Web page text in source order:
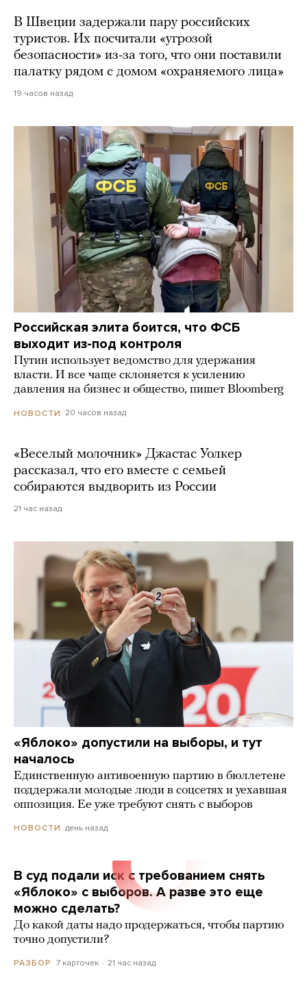
В Швеции задержали пару российских
туристов. Их посчитали «угрозой
безопасности» из-за того, что они поставили
палатку рядом с домом «охраняемого лица»
19 часов назад
Российская элита боится, что ФСБ
выходит из-под контроля
Путин использует ведомство для удержания
власти. И все чаще склоняется к усилению
давления на бизнес и общество, пишет Bloomberg
НОВОСТИ 20 часов назад
«Веселый молочник» Джастас Уолкер
рассказал, что его вместе с семьей
собираются выдворить из России
21 час назад
«Яблоко» допустили на выборы, и тут
началось
Единственную антивоенную партию в бюллетене
поддержали молодые люди в соцсетях и уехавшая
оппозиция. Ее уже требуют снять с выборов
НОВОСТИ день назад
В суд подали иск с требованием снять
«Яблоко» с выборов. А разве это еще
можно сделать?
До какой даты надо продержаться, чтобы партию
точно допустили?
РАЗБОР 7 карточек 21 час назад